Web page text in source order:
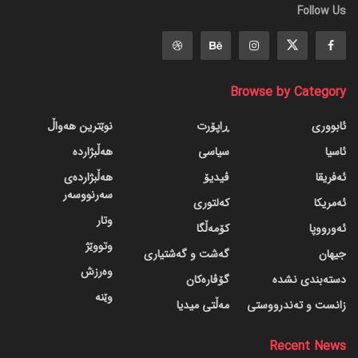
Follow Us
Browse by Category
ئابووری
ئاسیا
ئەفریقا
ئەمریکا
ئەورووپا
جیهان
دسته‌بندی نشده
زانست و تەندرووستی
ڕاپۆرت
سیاسی
ڤیدیۆ
کەلتوری
کۆمەڵگا
گه‌شت و گه‌شتیاری
گۆڤاره‌کان
مەڵتی میدیا
نوێترین هەواڵ
هەڵبژاردە
هەڵبژاردەی
سەرنووسەر
وتار
وتووێژ
وەرزش
وێنە
Recent News